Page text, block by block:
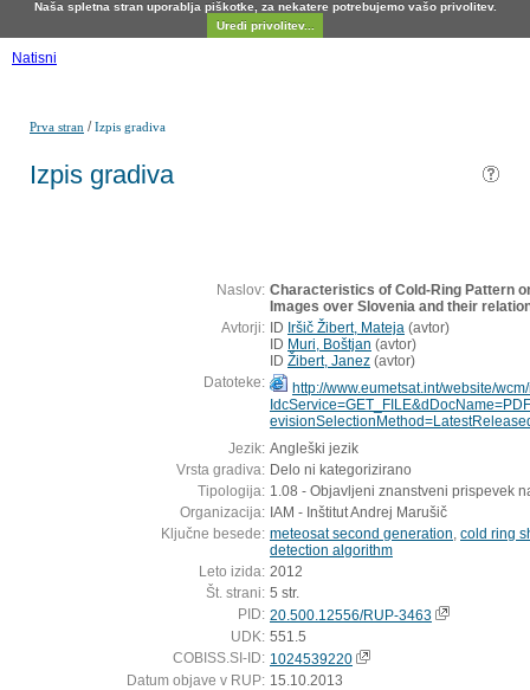
Naša spletna stran uporablja piškotke, za nekatere potrebujemo vašo privolitev.
Uredi privolitev...
Natisni
Prva stran /Izpis gradiva
Izpis gradiva
Naslov: Characteristics of Cold-Ring Pattern
Images over Slovenia and their
Avtorji: ID Iršič Žibert, Mateja (avtor)
ID Muri, Boštjan (avtor)
ID Žibert, Janez (avtor)
Datoteke:
http://www.eumetsat.int/website/
Jezik: Angleški jezik
Vrsta gradiva: Delo ni kategorizirano
Tipologija: 1.08 - Objavljeni znanstveni prispevek
Organizacija: IAM - Inštitut Andrej Marušič
Ključne besede: meteosat second generation cold ring
detection algorithm
Leto izida: 2012
Št. strani: 5 str.
PID: 20.500.12556/RUP-3463
UDK: 551.5
COBISS.SI-ID: 1024539220
Datum objave v RUP: 15.10.2013